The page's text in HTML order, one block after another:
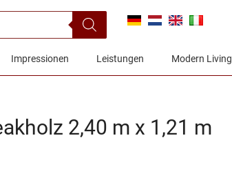
Impressionen Leistungen Modern Living
2,40 m x 1,21 m